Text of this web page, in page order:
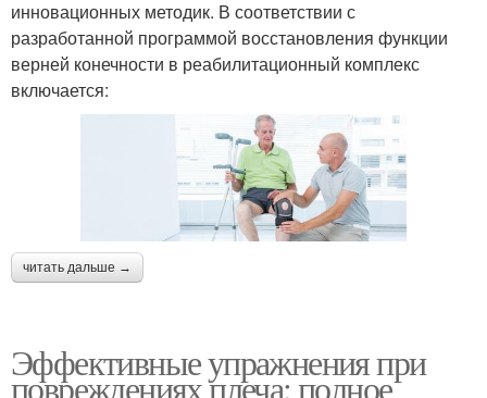
инновационных методик. В соответствии с
разработанной программой восстановления функции
верней конечности в реабилитационный комплекс
включается:
читать дальше →
Эффективные упражнения при
повреждениях плеча: полное